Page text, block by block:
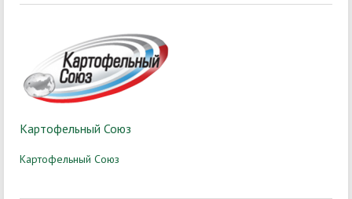
Картофельный Союз
Картофельный Союз